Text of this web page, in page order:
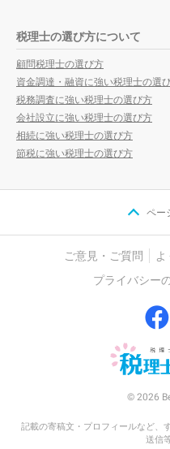
税理士の選び方について
顧問税理士の選び方
資金調達・融資に強い税理士の選
税務調査に強い税理士の選び方
会社設立に強い税理士の選び方
相続に強い税理士の選び方
節税に強い税理士の選び方
ペー
ご意見・ご質問
プライバシー
© 2026
記載の寄稿文・プロフィールなど、
送信